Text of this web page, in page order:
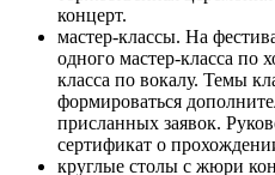
концерт.
мастер-классы. На
одного мастер-класса по
класса по вокалу. Темы
формироваться
присланных заявок.
сертификат о
круглые столы с жюри